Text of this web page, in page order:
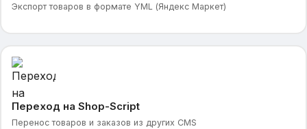
Экспорт товаров в формате YML (Яндекс Маркет)
Переход на Shop-Script
Перенос товаров и заказов из других CMS